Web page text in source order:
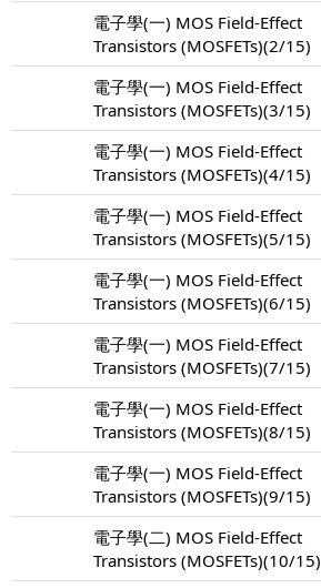
電子學(一) MOS Field-Effect
Transistors (MOSFETs)(2/15)
電子學(一) MOS Field-Effect
Transistors (MOSFETs)(3/15)
電子學(一) MOS Field-Effect
Transistors (MOSFETs)(4/15)
電子學(一) MOS Field-Effect
Transistors (MOSFETs)(5/15)
電子學(一) MOS Field-Effect
Transistors (MOSFETs)(6/15)
電子學(一) MOS Field-Effect
Transistors (MOSFETs)(7/15)
電子學(一) MOS Field-Effect
Transistors (MOSFETs)(8/15)
電子學(一) MOS Field-Effect
Transistors (MOSFETs)(9/15)
電子學(二) MOS Field-Effect
Transistors (MOSFETs)(10/15)